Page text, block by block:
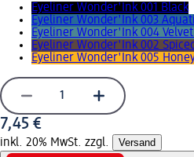
Eyeliner Wonder'Ink 001 Black
Eyeliner Wonder'Ink 003
Eyeliner Wonder'Ink 004
Eyeliner Wonder'Ink 002
Eyeliner Wonder'Ink 005
7,45 €
inkl. 20% MwSt. zzgl. Versand